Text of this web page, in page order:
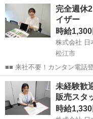
なんてキャリアアップも目指せます!! ■■ 来社不要！カ
録!! ■■...
島根 出雲市 店長
完全週休
イザー
時給1,300
株式会社 日
松江市
■■ 来社不要！カンタン電話
事紹介> で、来社なくお仕事
電話で希望を伝えるだけで
あります♪ ご希...
島根 松江市 店長
未経験歓
販売スタ
時給1,330